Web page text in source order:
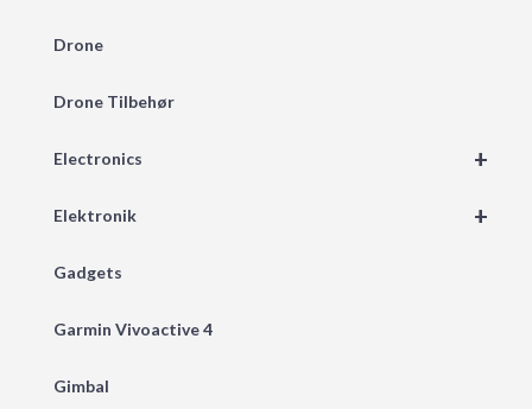
Drone
Drone Tilbehør
+
Electronics
+
Elektronik
Gadgets
Garmin Vivoactive 4
Gimbal